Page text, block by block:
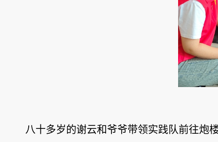
八十多岁的谢云和爷爷带领实践队前往炮